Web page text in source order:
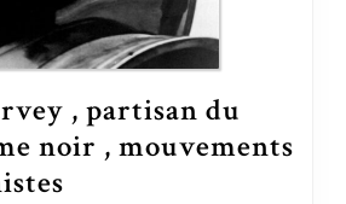
, partisan du
noir , mouvements